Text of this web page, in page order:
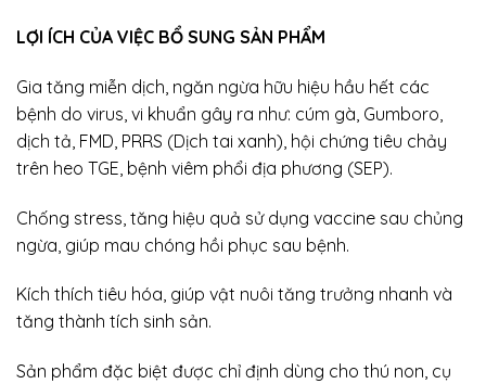
LỢI ÍCH CỦA VIỆC BỔ SUNG SẢN PHẨM
Gia tăng miễn dịch, ngăn ngừa hữu hiệu hầu hết các
bệnh do virus, vi khuẩn gây ra như: cúm gà, Gumboro,
dịch tả, FMD, PRRS (Dịch tai xanh), hội chứng tiêu chảy
trên heo TGE, bệnh viêm phổi địa phương (SEP).
Chống stress, tăng hiệu quả sử dụng vaccine sau chủng
ngừa, giúp mau chóng hồi phục sau bệnh.
Kích thích tiêu hóa, giúp vật nuôi tăng trưởng nhanh và
tăng thành tích sinh sản.
Sản phẩm đặc biệt được chỉ định dùng cho thú non, cụ